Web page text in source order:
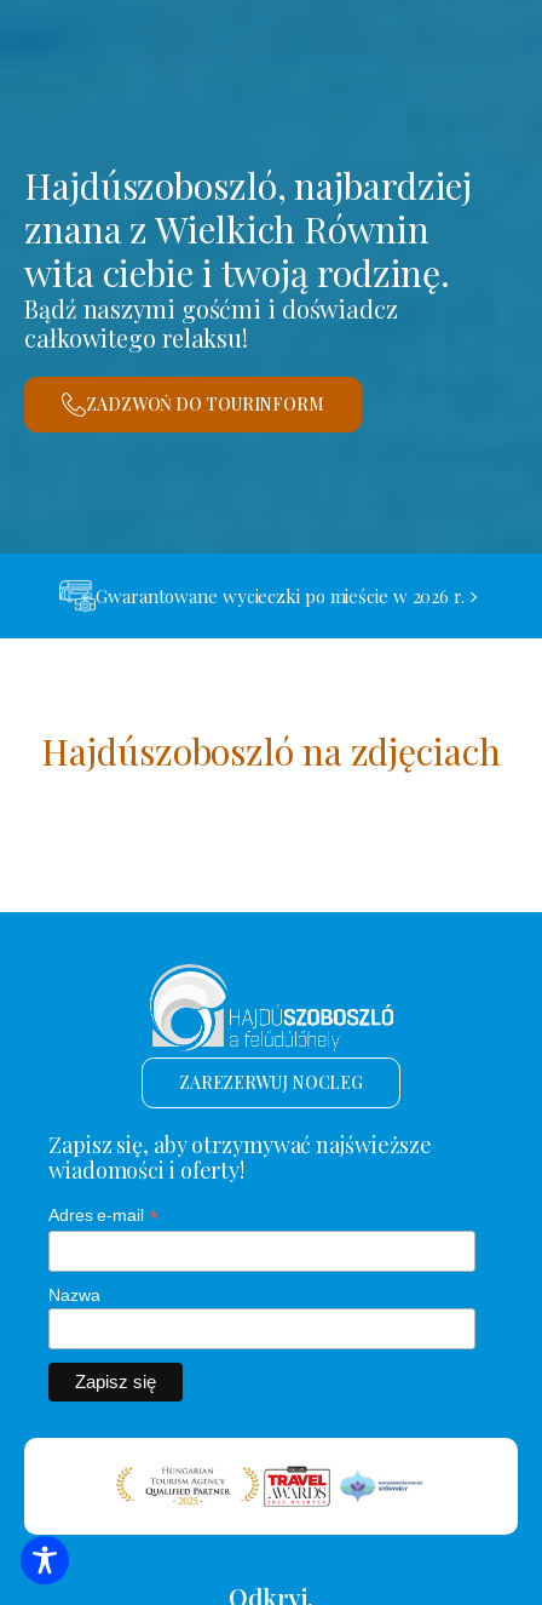
Hajdúszoboszló, najbardziej
znana z Wielkich Równin
wita ciebie i twoją rodzinę.
Bądź naszymi gośćmi i doświadcz
całkowitego relaksu!
ZADZWOŃ DO TOURINFORM
Gwarantowane wycieczki po mieście w 2026 r.
Hajdúszoboszló na zdjęciach
ZAREZERWUJ NOCLEG
Zapisz się, aby otrzymywać najświeższe
wiadomości i oferty!
Adres e-mail *
Nazwa
Odkryj.